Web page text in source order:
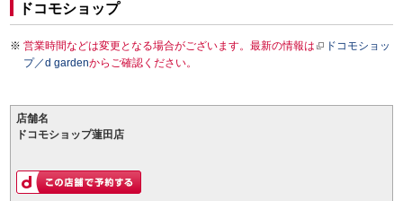
ドコモショップ
営業時間などは変更となる場合がございます。最新の情報は
ドコモショッ
プ／d gardenからご確認ください。
店舗名
ドコモショップ蓮田店